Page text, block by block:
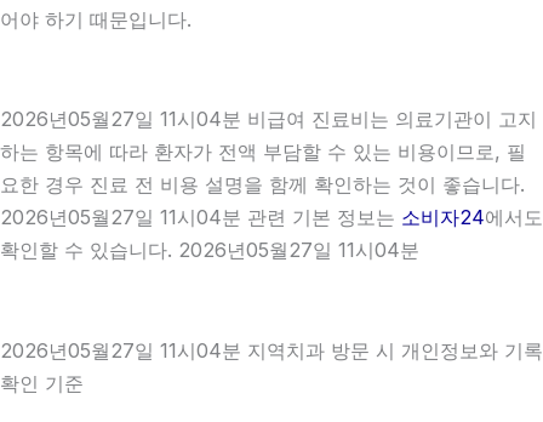
어야 하기 때문입니다.
2026년05월27일 11시04분 비급여 진료비는 의료기관이 고지
하는 항목에 따라 환자가 전액 부담할 수 있는 비용이므로, 필
요한 경우 진료 전 비용 설명을 함께 확인하는 것이 좋습니다.
2026년05월27일 11시04분 관련 기본 정보는 소비자24에서도
확인할 수 있습니다. 2026년05월27일 11시04분
2026년05월27일 11시04분 지역치과 방문 시 개인정보와 기록
확인 기준